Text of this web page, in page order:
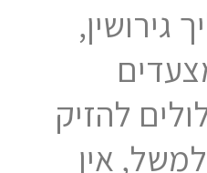
גירושין,
להזיק
אין